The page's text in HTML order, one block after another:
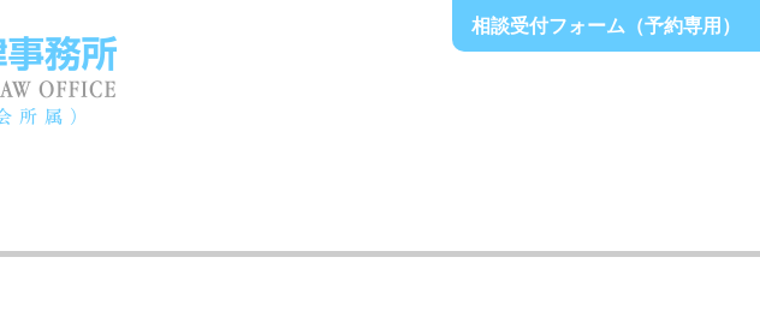
相談受付フォーム（予約専用）